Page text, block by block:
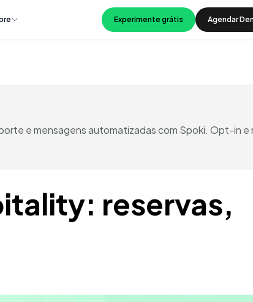
Experimente grátis Agendar
e mensagens automatizadas com Spoki. Opt-in e
reservas,